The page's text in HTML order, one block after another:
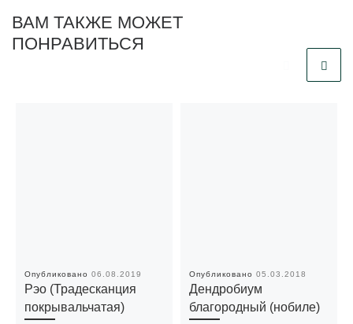
ВАМ ТАКЖЕ МОЖЕТ
ПОНРАВИТЬСЯ
Опубликовано06.08.2019
Рэо (Традесканция
покрывальчатая)
Опубликовано05.03.2018
Дендробиум
благородный (нобиле)